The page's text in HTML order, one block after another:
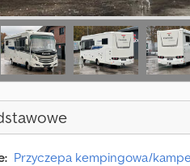
Przyczepa kempingowa/